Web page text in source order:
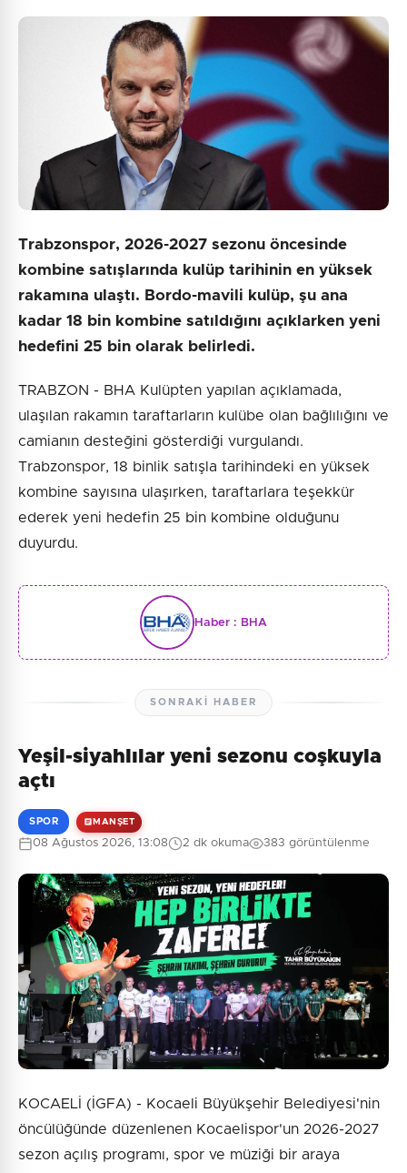
Trabzonspor, 2026-2027 sezonu öncesinde
kombine satışlarında kulüp tarihinin en yüksek
rakamına ulaştı. Bordo-mavili kulüp, şu ana
kadar 18 bin kombine satıldığını açıklarken yeni
hedefini 25 bin olarak belirledi.
TRABZON - BHA Kulüpten yapılan açıklamada,
ulaşılan rakamın taraftarların kulübe olan bağlılığını ve
camianın desteğini gösterdiği vurgulandı.
Trabzonspor, 18 binlik satışla tarihindeki en yüksek
kombine sayısına ulaşırken, taraftarlara teşekkür
ederek yeni hedefin 25 bin kombine olduğunu
duyurdu.
Haber : BHA
SONRAKI HABER
Yeşil-siyahlılar yeni sezonu coşkuyla
açtı
SPOR MANŞET
08 Ağustos 2026, 13:08 2 dk okuma 383 görüntülenme
KOCAELİ (İGFA) - Kocaeli Büyükşehir Belediyesi'nin
öncülüğünde düzenlenen Kocaelispor'un 2026-2027
sezon açılış programı, spor ve müziği bir araya